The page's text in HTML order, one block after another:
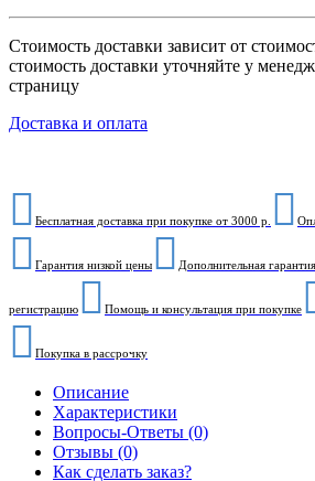
Стоимость доставки зависит от
стоимость доставки уточняйте у
страницу
Доставка и оплата
Бесплатная доставка при покупке от 3000 р.
Гарантия низкой цены Дополнительная
регистрацию Помощь и консультация при покупке
Покупка в рассрочку
Описание
Характеристики
Вопросы-Ответы (0)
Отзывы (0)
Как сделать заказ?